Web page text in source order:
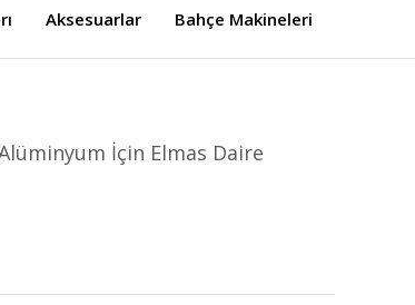
Aksesuarlar Bahçe Makineleri
İçin Elmas Daire